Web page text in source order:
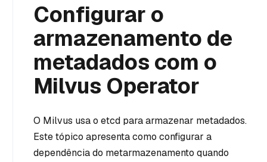
Configurar o
armazenamento de
metadados com o
Milvus Operator
O Milvus usa o etcd para armazenar metadados.
Este tópico apresenta como configurar a
dependência do metarmazenamento quando